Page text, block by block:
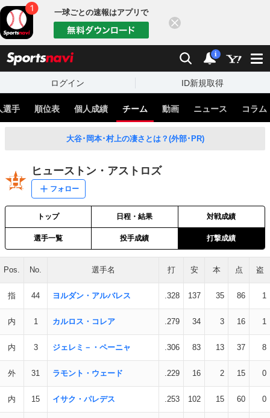
一球ごとの速報はアプリで
検索 通知
i
ログイン ID新規取得
選手 順位表 個人成績 チーム 動画 ニュース コラム
大谷･岡本･村上の凄さとは？(外部･PR)
ヒューストン・アストロズ
フォロー
トップ 日程・結果 対戦成績
選手一覧 投手成績 打撃成績
Pos. No. 選手名 打 安 本 点 盗
指 44 ヨルダン・アルバレス .328 137 35 86 1
内 1 カルロス・コレア .279 34 3 16 1
内 3 ジェレミ－・ペーニャ .306 83 13 37 8
外 31 ラモント・ウェード .229 16 2 15 0
内 15 イサク・パレデス .253 102 15 60 0